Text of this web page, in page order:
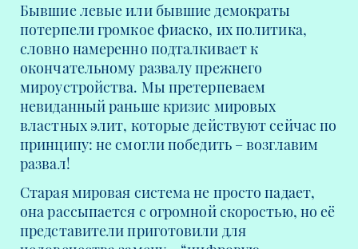
Бывшие левые или бывшие демократы
потерпели громкое фиаско, их политика,
словно намеренно подталкивает к
окончательному развалу прежнего
мироустройства. Мы претерпеваем
невиданный раньше кризис мировых
властных элит, которые действуют сейчас по
принципу: не смогли победить – возглавим
развал!
Старая мировая система не просто падает,
она рассыпается с огромной скоростью, но её
представители приготовили для